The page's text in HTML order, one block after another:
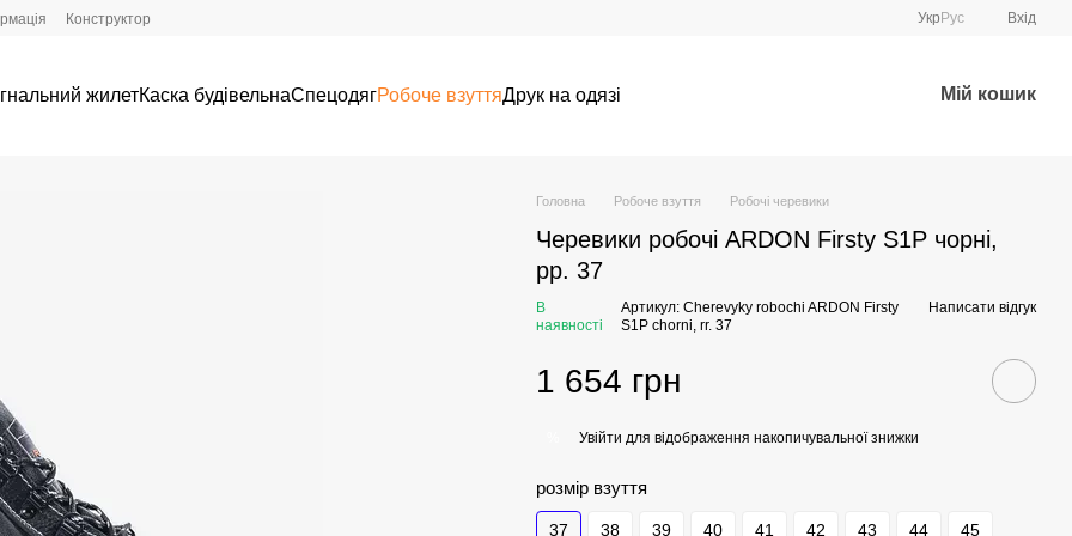
Конструктор Укр Рус Вхід
жилетКаска будівельнаСпецодягРобоче взуттяДрук на одязі Мій кошик
Головна Робоче взуття Робочі черевики
Черевики робочі ARDON Firsty S1P чорні,
рр. 37
В
наявності
Артикул: Cherevyky robochi ARDON Firsty
S1P chorni, rr. 37
Написати відгук
1 654 грн
Увійти для відображення накопичувальної знижки
розмір взуття
37 38 39 40 41 42 43 44 45